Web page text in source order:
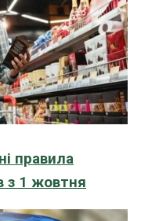
правила
з 1 жовтня